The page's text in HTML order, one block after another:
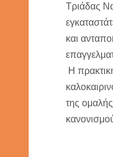
Τριάδας
και
Η
της